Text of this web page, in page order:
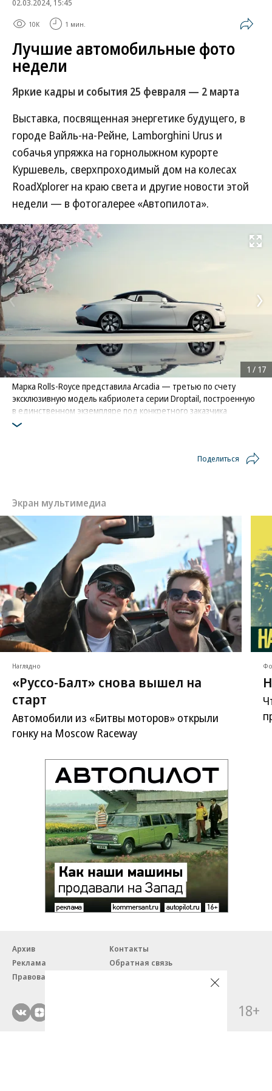
02.03.2024, 15:45
10K 1 мин.
Лучшие автомобильные фото
недели
Яркие кадры и события 25 февраля — 2 марта
Выставка, посвященная энергетике будущего, в
городе Вайль-на-Рейне, Lamborghini Urus и
собачья упряжка на горнолыжном курорте
Куршевель, сверхпроходимый дом на колесах
RoadXplorer на краю света и другие новости этой
недели — в фотогалерее «Автопилота».
Развернуть
Марка Rolls-Royce представила Arcadia — третью по счету
эксклюзивную модель кабриолета серии Droptail, построенную
в единственном экземпляре под конкретного заказчика
Фото: Rolls-Royce
1 / 17
Поделиться
Экран мультимедиа
Наглядно
«Руссо-Балт» снова вышел на
старт
Автомобили из «Битвы моторов» открыли
гонку на Moscow Raceway
Архив
Контакты
Реклама
Обратная связь
Правовая информация
18+